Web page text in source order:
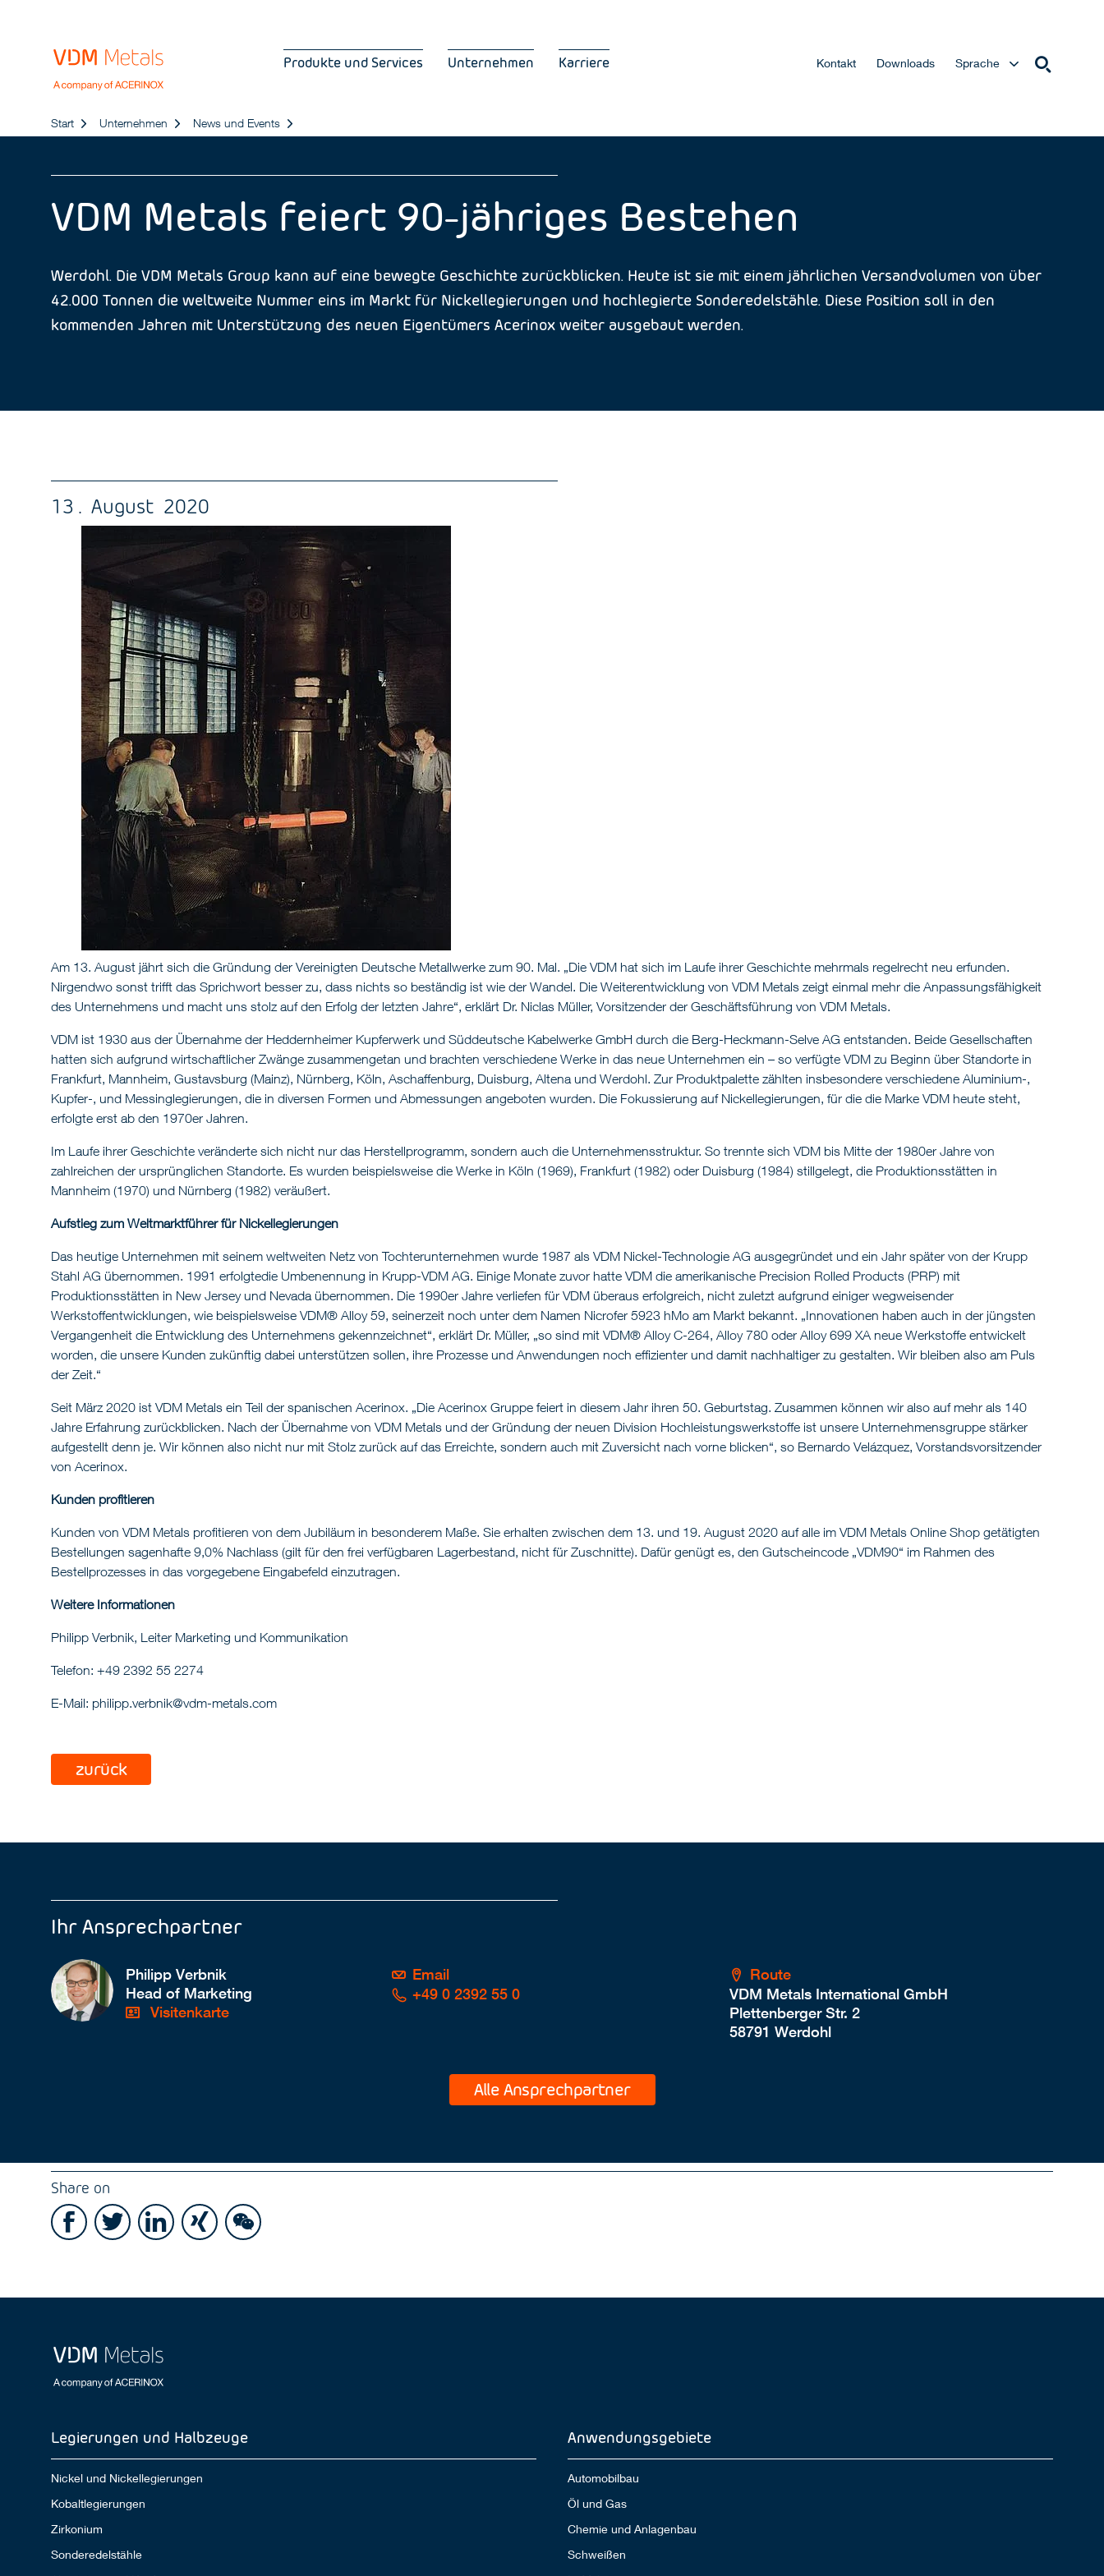
Produkte und Services Unternehmen Karriere Kontakt Downloads Sprache
Start Unternehmen News und Events
VDM Metals feiert 90-jähriges Bestehen
Werdohl. Die VDM Metals Group kann auf eine bewegte Geschichte zurückblicken. Heute ist sie mit einem jährlichen Versandvolumen von über
42.000 Tonnen die weltweite Nummer eins im Markt für Nickellegierungen und hochlegierte Sonderedelstähle. Diese Position soll in den
kommenden Jahren mit Unterstützung des neuen Eigentümers Acerinox weiter ausgebaut werden.
13 . August 2020
Am 13. August jährt sich die Gründung der Vereinigten Deutsche Metallwerke zum 90. Mal. „Die VDM hat sich im Laufe ihrer Geschichte mehrmals regelrecht neu erfunden.
Nirgendwo sonst trifft das Sprichwort besser zu, dass nichts so beständig ist wie der Wandel. Die Weiterentwicklung von VDM Metals zeigt einmal mehr die Anpassungsfähigkeit
des Unternehmens und macht uns stolz auf den Erfolg der letzten Jahre“, erklärt Dr. Niclas Müller, Vorsitzender der Geschäftsführung von VDM Metals.
VDM ist 1930 aus der Übernahme der Heddernheimer Kupferwerk und Süddeutsche Kabelwerke GmbH durch die Berg-Heckmann-Selve AG entstanden. Beide Gesellschaften
hatten sich aufgrund wirtschaftlicher Zwänge zusammengetan und brachten verschiedene Werke in das neue Unternehmen ein – so verfügte VDM zu Beginn über Standorte in
Frankfurt, Mannheim, Gustavsburg (Mainz), Nürnberg, Köln, Aschaffenburg, Duisburg, Altena und Werdohl. Zur Produktpalette zählten insbesondere verschiedene Aluminium-,
Kupfer-, und Messinglegierungen, die in diversen Formen und Abmessungen angeboten wurden. Die Fokussierung auf Nickellegierungen, für die die Marke VDM heute steht,
erfolgte erst ab den 1970er Jahren.
Im Laufe ihrer Geschichte veränderte sich nicht nur das Herstellprogramm, sondern auch die Unternehmensstruktur. So trennte sich VDM bis Mitte der 1980er Jahre von
zahlreichen der ursprünglichen Standorte. Es wurden beispielsweise die Werke in Köln (1969), Frankfurt (1982) oder Duisburg (1984) stillgelegt, die Produktionsstätten in
Mannheim (1970) und Nürnberg (1982) veräußert.
Aufstieg zum Weltmarktführer für Nickellegierungen
Das heutige Unternehmen mit seinem weltweiten Netz von Tochterunternehmen wurde 1987 als VDM Nickel-Technologie AG ausgegründet und ein Jahr später von der Krupp
Stahl AG übernommen. 1991 erfolgtedie Umbenennung in Krupp-VDM AG. Einige Monate zuvor hatte VDM die amerikanische Precision Rolled Products (PRP) mit
Produktionsstätten in New Jersey und Nevada übernommen. Die 1990er Jahre verliefen für VDM überaus erfolgreich, nicht zuletzt aufgrund einiger wegweisender
Werkstoffentwicklungen, wie beispielsweise VDM® Alloy 59, seinerzeit noch unter dem Namen Nicrofer 5923 hMo am Markt bekannt. „Innovationen haben auch in der jüngsten
Vergangenheit die Entwicklung des Unternehmens gekennzeichnet“, erklärt Dr. Müller, „so sind mit VDM® Alloy C-264, Alloy 780 oder Alloy 699 XA neue Werkstoffe entwickelt
worden, die unsere Kunden zukünftig dabei unterstützen sollen, ihre Prozesse und Anwendungen noch effizienter und damit nachhaltiger zu gestalten. Wir bleiben also am Puls
der Zeit.“
Seit März 2020 ist VDM Metals ein Teil der spanischen Acerinox. „Die Acerinox Gruppe feiert in diesem Jahr ihren 50. Geburtstag. Zusammen können wir also auf mehr als 140
Jahre Erfahrung zurückblicken. Nach der Übernahme von VDM Metals und der Gründung der neuen Division Hochleistungswerkstoffe ist unsere Unternehmensgruppe stärker
aufgestellt denn je. Wir können also nicht nur mit Stolz zurück auf das Erreichte, sondern auch mit Zuversicht nach vorne blicken“, so Bernardo Velázquez, Vorstandsvorsitzender
von Acerinox.
Kunden profitieren
Kunden von VDM Metals profitieren von dem Jubiläum in besonderem Maße. Sie erhalten zwischen dem 13. und 19. August 2020 auf alle im VDM Metals Online Shop getätigten
Bestellungen sagenhafte 9,0% Nachlass (gilt für den frei verfügbaren Lagerbestand, nicht für Zuschnitte). Dafür genügt es, den Gutscheincode „VDM90“ im Rahmen des
Bestellprozesses in das vorgegebene Eingabefeld einzutragen.
Weitere Informationen
Philipp Verbnik, Leiter Marketing und Kommunikation
Telefon: +49 2392 55 2274
E-Mail: philipp.verbnik@vdm-metals.com
zurück
Ihr Ansprechpartner
Philipp Verbnik
Head of Marketing
Visitenkarte
Route
VDM Metals International GmbH
Plettenberger Str. 2
58791 Werdohl
Email
+49 0 2392 55 0
Alle Ansprechpartner
Share on
Legierungen und Halbzeuge
Nickel und Nickellegierungen
Kobaltlegierungen
Zirkonium
Sonderedelstähle
Anwendungsgebiete
Automobilbau
Öl und Gas
Chemie und Anlagenbau
Schweißen